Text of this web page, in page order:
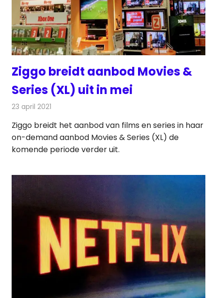
Ziggo breidt aanbod Movies &
Series (XL) uit in mei
23 april 2021
Ziggo breidt het aanbod van films en series in haar
on-demand aanbod Movies & Series (XL) de
komende periode verder uit.